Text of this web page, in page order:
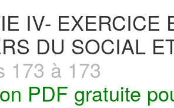
IV- EXERCICE
DU SOCIAL
173 à 173
PDF gratuite